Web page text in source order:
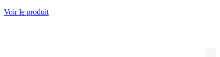
Voir le produit